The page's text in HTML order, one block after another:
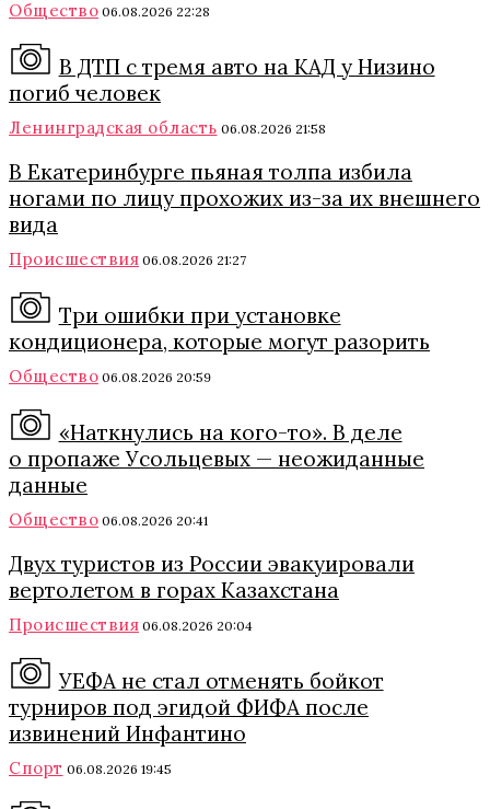
Общество 06.08.2026 22:28
В ДТП с тремя авто на КАД у Низино
погиб человек
Ленинградская область 06.08.2026 21:58
В Екатеринбурге пьяная толпа избила
ногами по лицу прохожих из-за их внешнего
вида
Происшествия 06.08.2026 21:27
Три ошибки при установке
кондиционера, которые могут разорить
Общество 06.08.2026 20:59
«Наткнулись на кого-то». В деле
о пропаже Усольцевых — неожиданные
данные
Общество 06.08.2026 20:41
Двух туристов из России эвакуировали
вертолетом в горах Казахстана
Происшествия 06.08.2026 20:04
УЕФА не стал отменять бойкот
турниров под эгидой ФИФА после
извинений Инфантино
Спорт 06.08.2026 19:45